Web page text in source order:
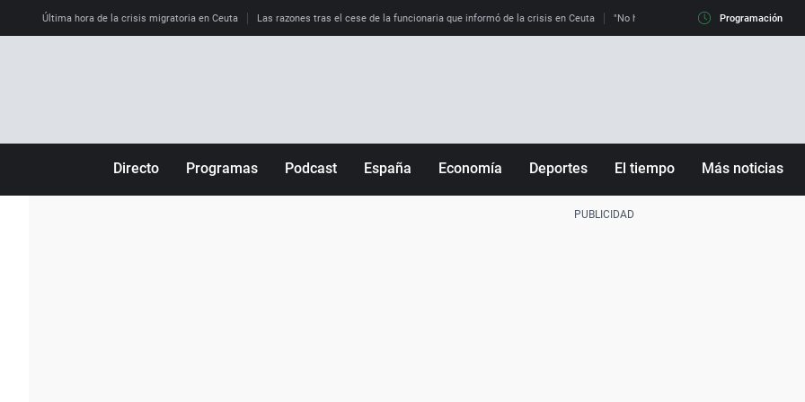
Última hora de la crisis migratoria en Ceuta Las razones tras el cese de la funcionaria que informó de la crisis en Ceuta "No hay mafias, que no nos engañen":
Programación
Directo Programas Podcast España Economía Deportes El tiempo Más noticias